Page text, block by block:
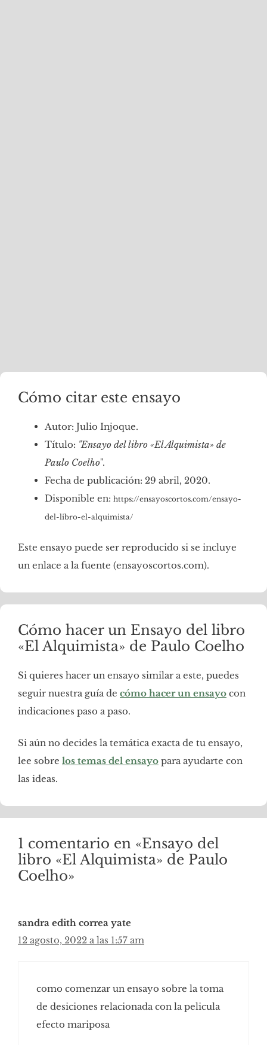
Cómo citar este ensayo
Autor: Julio Injoque.
Título: "Ensayo del libro «El Alquimista» de
Paulo Coelho".
Fecha de publicación: 29 abril, 2020.
Disponible en: https://ensayoscortos.com/ensayo-
del-libro-el-alquimista/
Este ensayo puede ser reproducido si se incluye
un enlace a la fuente (ensayoscortos.com).
Cómo hacer un Ensayo del libro
«El Alquimista» de Paulo Coelho
Si quieres hacer un ensayo similar a este, puedes
seguir nuestra guía de cómo hacer un ensayo con
indicaciones paso a paso.
Si aún no decides la temática exacta de tu ensayo,
lee sobre los temas del ensayo para ayudarte con
las ideas.
1 comentario en «Ensayo del
libro «El Alquimista» de Paulo
Coelho»
sandra edith correa yate
12 agosto, 2022 a las 1:57 am
como comenzar un ensayo sobre la toma
de desiciones relacionada con la pelicula
efecto mariposa